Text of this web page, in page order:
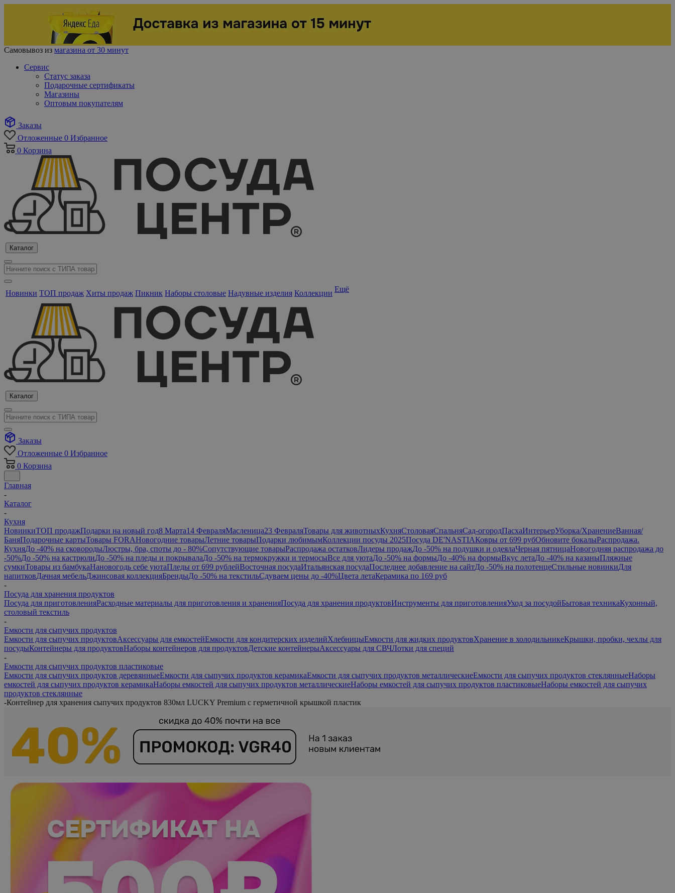
Самовывоз из магазина от 30 минут
Сервис
Статус заказа
Подарочные сертификаты
Магазины
Оптовым покупателям
Заказы
Отложенные 0 Избранное
0 Корзина
Каталог
Новинки ТОП продаж Хиты продаж Пикник Наборы столовые Надувные изделия Коллекции Ещё
Каталог
Заказы
Отложенные 0 Избранное
0 Корзина
Главная
-
Каталог
-
Кухня
НовинкиТОП продажПодарки на новый год8 Марта14 ФевраляМасленица23 ФевраляТовары для животныхКухняСтоловаяСпальняСад-огородПасхаИнтерьерУборка/ХранениеВанная/
БаняПодарочные картыТовары FORAНовогодние товарыЛетние товарыПодарки любимымКоллекции посуды 2025Посуда DE'NASTIAКовры от 699 рубОбновите бокалыРаспродажа.
КухняДо -40% на сковородыЛюстры, бра, споты до - 80%Сопутствующие товарыРаспродажа остатковЛидеры продажДо -50% на подушки и одеялаЧерная пятницаНовогодняя распродажа до
-50%До -50% на кастрюлиДо -50% на пледы и покрывалаДо -50% на термокружки и термосыВсе для уютаДо -50% на формыДо -40% на формыВкус летаДо -40% на казаныПляжные
сумкиТовары из бамбукаНановогодь себе уютаПледы от 699 рублейВосточная посудаИтальянская посудаПоследнее добавление на сайтДо -50% на полотенцеСтильные новинкиДля
напитковДачная мебельДжинсовая коллекцияБрендыДо -50% на текстильСдуваем цены до -40%Цвета летаКерамика по 169 руб
-
Посуда для хранения продуктов
Посуда для приготовленияРасходные материалы для приготовления и храненияПосуда для хранения продуктовИнструменты для приготовленияУход за посудойБытовая техникаКухонный,
столовый текстиль
-
Емкости для сыпучих продуктов
Емкости для сыпучих продуктовАксессуары для емкостейЕмкости для кондитерских изделийХлебницыЕмкости для жидких продуктовХранение в холодильникеКрышки, пробки, чехлы для
посудыКонтейнеры для продуктовНаборы контейнеров для продуктовДетские контейнерыАксессуары для СВЧЛотки для специй
-
Емкости для сыпучих продуктов пластиковые
Емкости для сыпучих продуктов деревянныеЕмкости для сыпучих продуктов керамикаЕмкости для сыпучих продуктов металлическиеЕмкости для сыпучих продуктов стеклянныеНаборы
емкостей для сыпучих продуктов керамикаНаборы емкостей для сыпучих продуктов металлическиеНаборы емкостей для сыпучих продуктов пластиковыеНаборы емкостей для сыпучих
продуктов стеклянные
-Контейнер для хранения сыпучих продуктов 830мл LUCKY Premium с герметичной крышкой пластик